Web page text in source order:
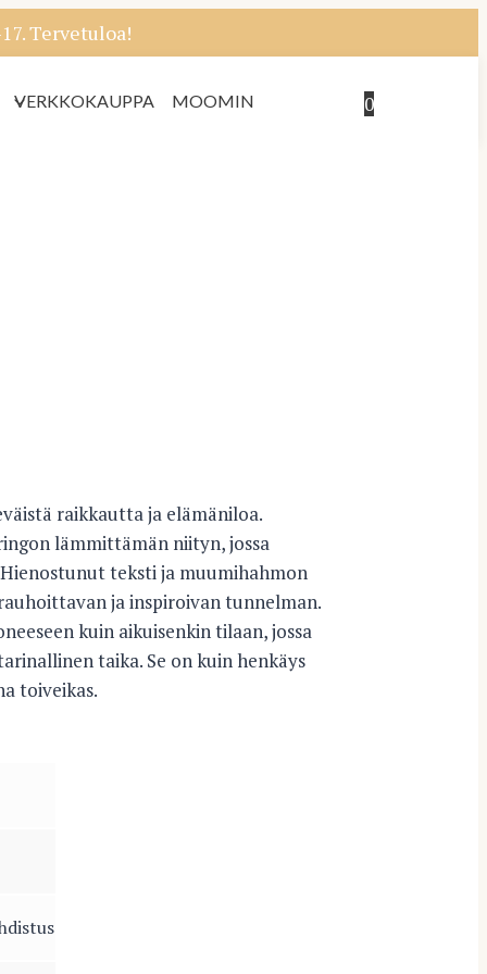
Tervetuloa!
VERKKOKAUPPA MOOMIN 0
raikkautta ja elämäniloa.
lämmittämän niityn, jossa
teksti ja muumihahmon
ja inspiroivan tunnelman.
kuin aikuisenkin tilaan, jossa
taika. Se on kuin henkäys
toiveikas.